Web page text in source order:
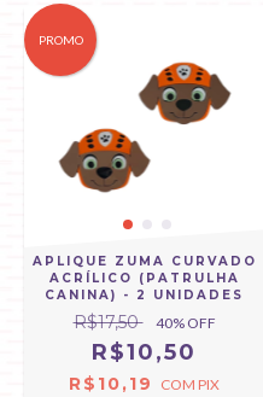
PROMO
APLIQUE ZUMA CURVADO
ACRÍLICO (PATRULHA
CANINA) - 2 UNIDADES
R$17,50 40% OFF
R$10,50
R$10,19 COM PIX